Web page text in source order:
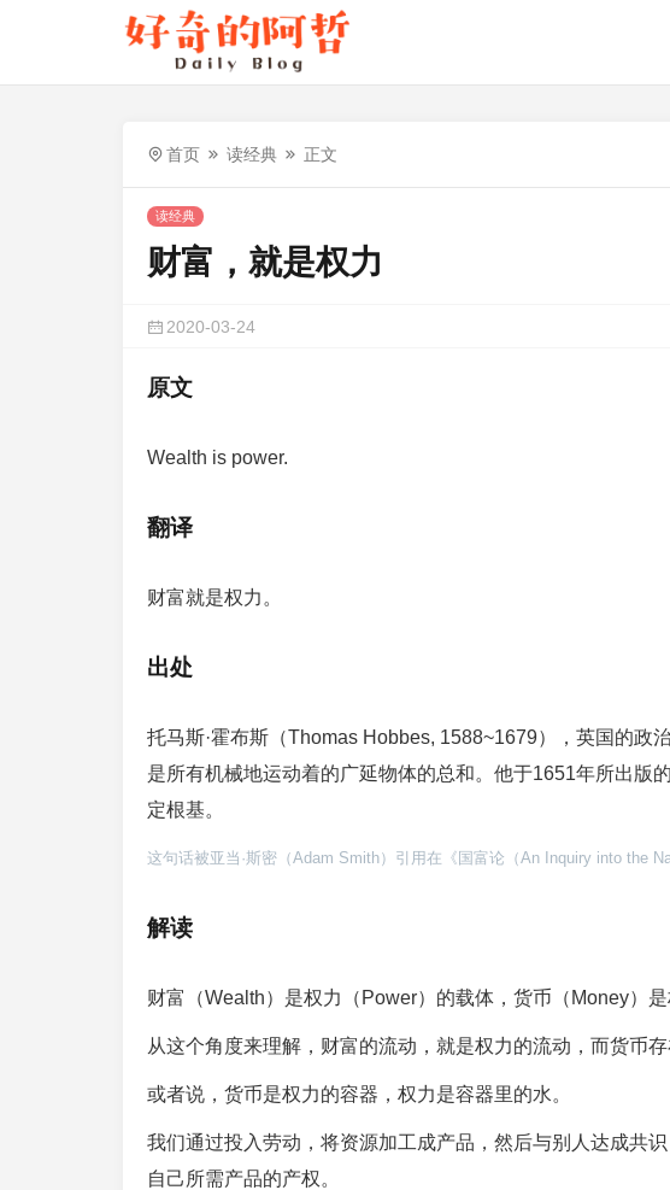
首页 读经典 正文
读经典
财富，就是权力
2020-03-24
原文
Wealth is power.
翻译
财富就是权力。
出处
托马斯·霍布斯（Thomas Hobbes, 1588~1679），英国的政
是所有机械地运动着的广延物体的总和。他于1651年所出版
定根基。
这句话被亚当·斯密（Adam Smith）引用在《国富论（An Inquiry into the
解读
财富（Wealth）是权力（Power）的载体，货币（Money）是
从这个角度来理解，财富的流动，就是权力的流动，而货币
或者说，货币是权力的容器，权力是容器里的水。
我们通过投入劳动，将资源加工成产品，然后与别人达成共
自己所需产品的产权。